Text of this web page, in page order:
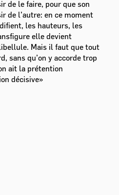
de le faire, pour que son
de l’autre: en ce moment
les hauteurs, les
elle devient
Mais il faut que tout
sans qu’on y accorde trop
ait la prétention
décisive»